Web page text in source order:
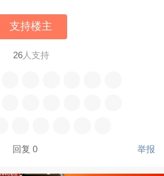
支持楼主
26人支持
回复 0 举报